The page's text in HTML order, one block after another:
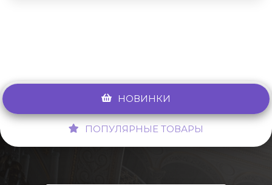
НОВИНКИ
ПОПУЛЯРНЫЕ ТОВАРЫ